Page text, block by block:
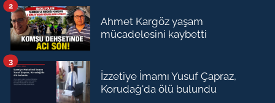
Ahmet Kargöz yaşam
mücadelesini kaybetti
2
İzzetiye İmamı Yusuf Çapraz,
Korudağ'da ölü bulundu
3